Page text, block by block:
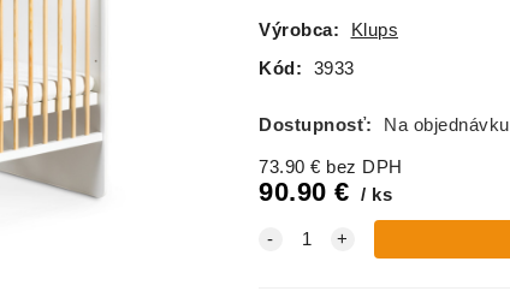
Výrobca: Klups
Kód:
3933
Dostupnosť: Na objednávku
73.90 € bez DPH
90.90 € ks